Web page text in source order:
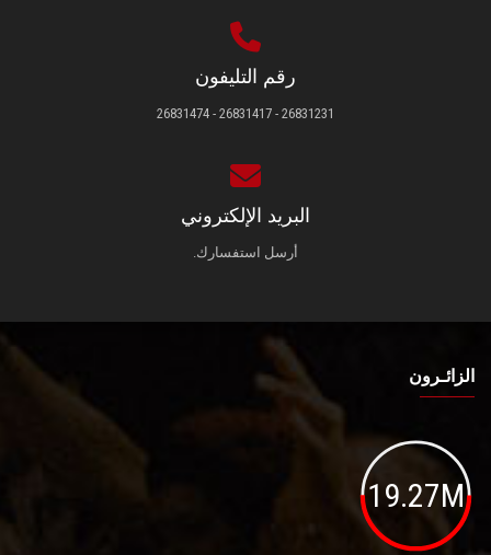
رقم التليفون
26831231 - 26831417 - 26831474
البريد الإلكتروني
أرسل استفسارك.
الزائـرون
19.27M